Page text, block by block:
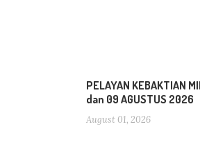
PELAYAN KEBAKTIAN
dan 09 AGUSTUS 2026
August 01, 2026